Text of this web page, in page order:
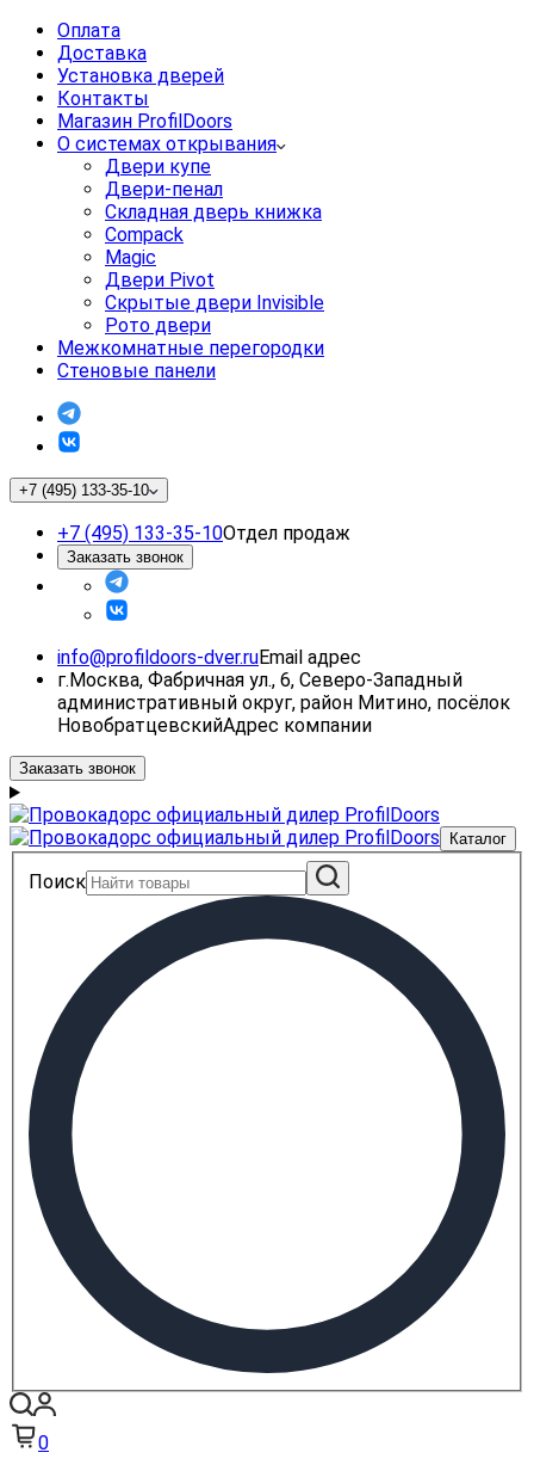
Оплата
Доставка
Установка дверей
Контакты
Магазин ProfilDoors
О системах открывания
Двери купе
Двери-пенал
Складная дверь книжка
Compack
Magic
Двери Pivot
Скрытые двери Invisible
Рото двери
Межкомнатные перегородки
Стеновые панели
+7 (495) 133-35-10
+7 (495) 133-35-10Отдел продаж
Заказать звонок
info@profildoors-dver.ruEmail адрес
г.Москва, Фабричная ул., 6, Северо-Западный
административный округ, район Митино, посёлок
НовобратцевскийАдрес компании
Заказать звонок
Каталог
Поиск
0